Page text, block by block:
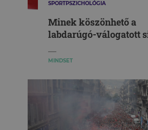
SPORTPSZICHOLÓGIA
Minek köszönhető a
labdarúgó-válogatott
MINDSET